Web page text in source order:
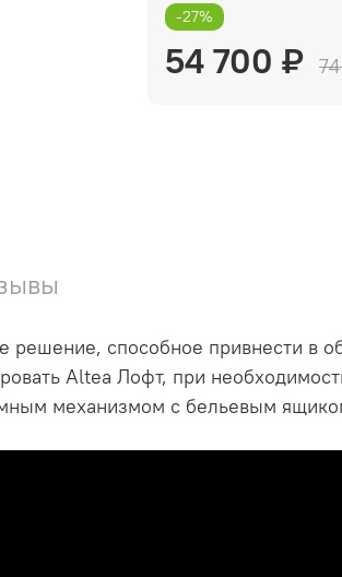
-27%
54 700 ₽
способное привнести в
Altea Лофт, при
механизмом с бельевым